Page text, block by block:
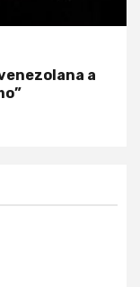
a